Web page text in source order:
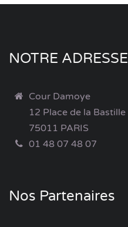
NOTRE ADRESSE
Cour Damoye
12 Place de la Bastille
75011 PARIS
01 48 07 48 07
Nos Partenaires